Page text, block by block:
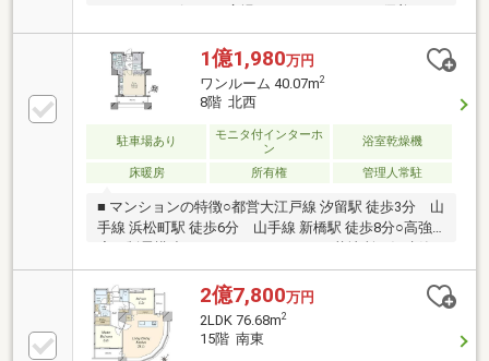
醸し出すメインロビー ○ 39階100平米超のゆったりと
した2LDK ○ 各居室から東京タワーの足元まで望むこと
ができます ○ 居室内の梁を最小限にし、リビングの天
井高を約2.6ｍ～2.7ｍにすることで広々とした空間を
実現 ○ ウォークインクロゼット、シューズインクロゼ
ットと収納量豊富 ○ ペット飼育可能（飼育細則有） ○
ホテルライクなコンシェルジュサービスと多様な共用
施設 ○ 24時間有人管理（夜間警備員常駐）
1億1,980万円
ワンルーム 40.07m2
8階 北西
駐車場あり
モニタ付インターホ
ン
浴室乾燥機
床暖房 所有権 管理人常駐
■ マンションの特徴○都営大江戸線 汐留駅 徒歩3分 山
手線 浜松町駅 徒歩6分 山手線 新橋駅 徒歩8分○高強
度・制震構造のタワーレジデンス○三菱地所一級建築
士事務所による設計○２４時間有人管理（９～２０時
フロントサービス、夜間警備員常駐）○２階以上の各
階にゴミステーション有○ペット飼育可（細則有） ○
マンション内に住民専用セブンイレブンあり■ お部屋
の特徴○ 専有面積40.07平米ワンルーム○ 8階部分北西
2億7,800万円
2LDK 76.68m2
15階 南東